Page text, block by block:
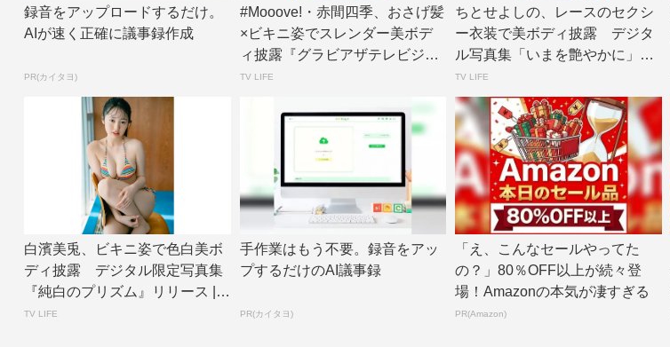
録音をアップロードするだけ。
AIが速く正確に議事録作成
PR(カイタヨ)
#Mooove!・赤間四季、おさげ髪
×ビキニ姿でスレンダー美ボデ
ィ披露『グラビアザテレビジョ
ン』アザ...
TV LIFE
ちとせよしの、レースのセクシ
ー衣装で美ボディ披露 デジタ
ル写真集「いまを艶やかに」誌
面カット公開 |...
TV LIFE
白濱美兎、ビキニ姿で色白美ボ
ディ披露 デジタル限定写真集
『純白のプリズム』リリース | T
V LIF...
TV LIFE
手作業はもう不要。録音をアッ
プするだけのAI議事録
PR(カイタヨ)
「え、こんなセールやってた
の？」80％OFF以上が続々登
場！Amazonの本気が凄すぎる
PR(Amazon)